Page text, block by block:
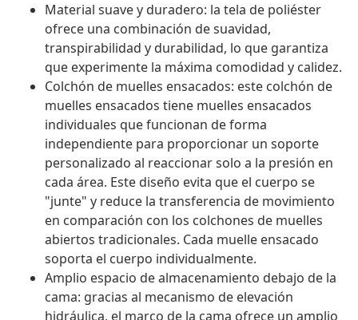
Material suave y duradero: la tela de poliéster
ofrece una combinación de suavidad,
transpirabilidad y durabilidad, lo que garantiza
que experimente la máxima comodidad y calidez.
Colchón de muelles ensacados: este colchón de
muelles ensacados tiene muelles ensacados
individuales que funcionan de forma
independiente para proporcionar un soporte
personalizado al reaccionar solo a la presión en
cada área. Este diseño evita que el cuerpo se
"junte" y reduce la transferencia de movimiento
en comparación con los colchones de muelles
abiertos tradicionales. Cada muelle ensacado
soporta el cuerpo individualmente.
Amplio espacio de almacenamiento debajo de la
cama: gracias al mecanismo de elevación
hidráulica, el marco de la cama ofrece un amplio